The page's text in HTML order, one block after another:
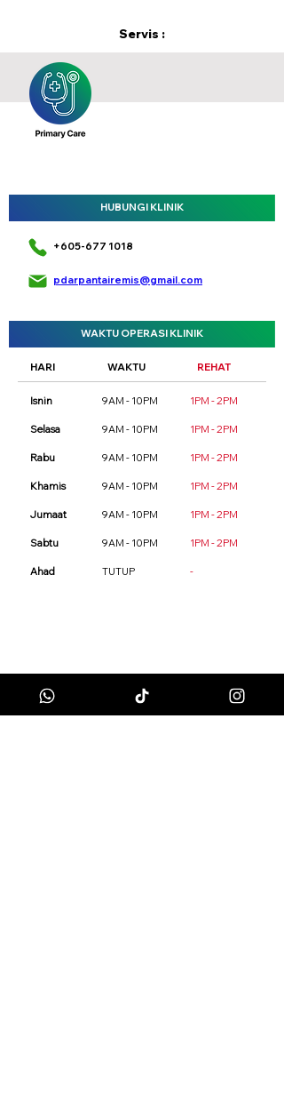
Servis :
HUBUNGI KLINIK
+605-677 1018
pdarpantairemis@gmail.com
WAKTU OPERASI KLINIK
HARI WAKTU REHAT
Isnin 9AM - 10PM
Selasa 9AM - 10PM
Rabu 9AM - 10PM
Khamis 9AM - 10PM
Jumaat 9AM - 10PM
Sabtu 9AM - 10PM
Ahad TUTUP
1PM - 2PM
1PM - 2PM
1PM - 2PM
1PM - 2PM
1PM - 2PM
1PM - 2PM
-